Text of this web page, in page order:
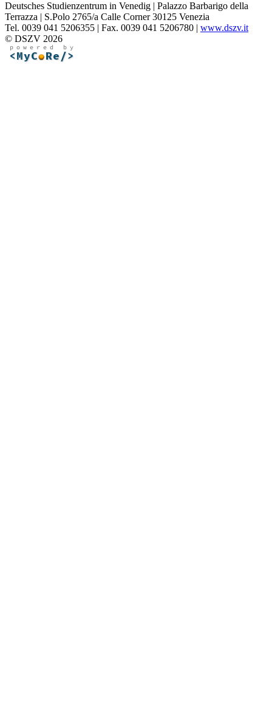
Deutsches Studienzentrum in Venedig | Palazzo Barbarigo della
Terrazza | S.Polo 2765/a Calle Corner 30125 Venezia
Tel. 0039 041 5206355 | Fax. 0039 041 5206780 | www.dszv.it
© DSZV 2026